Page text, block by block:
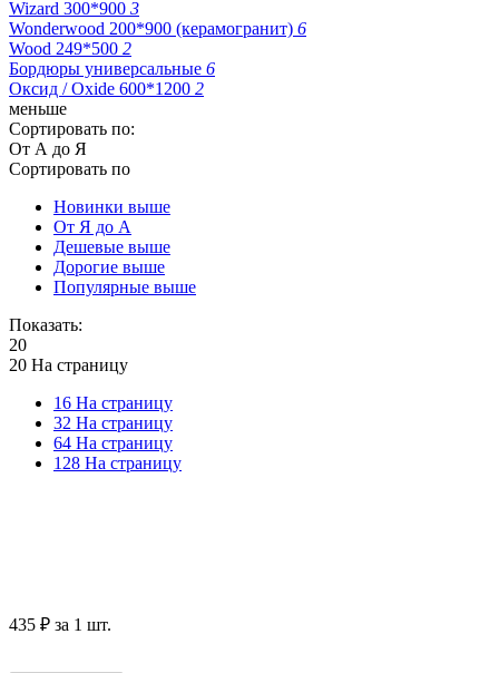
Wizard 300*900 3
Wonderwood 200*900 (керамогранит) 6
Wood 249*500 2
Бордюры универсальные 6
Оксид / Oxide 600*1200 2
меньше
Сортировать по:
От А до Я
Сортировать по
Новинки выше
От Я до А
Дешевые выше
Дорогие выше
Популярные выше
Показать:
20
20 На страницу
16 На страницу
32 На страницу
64 На страницу
128 На страницу
‍435‍ ₽ за 1 шт.